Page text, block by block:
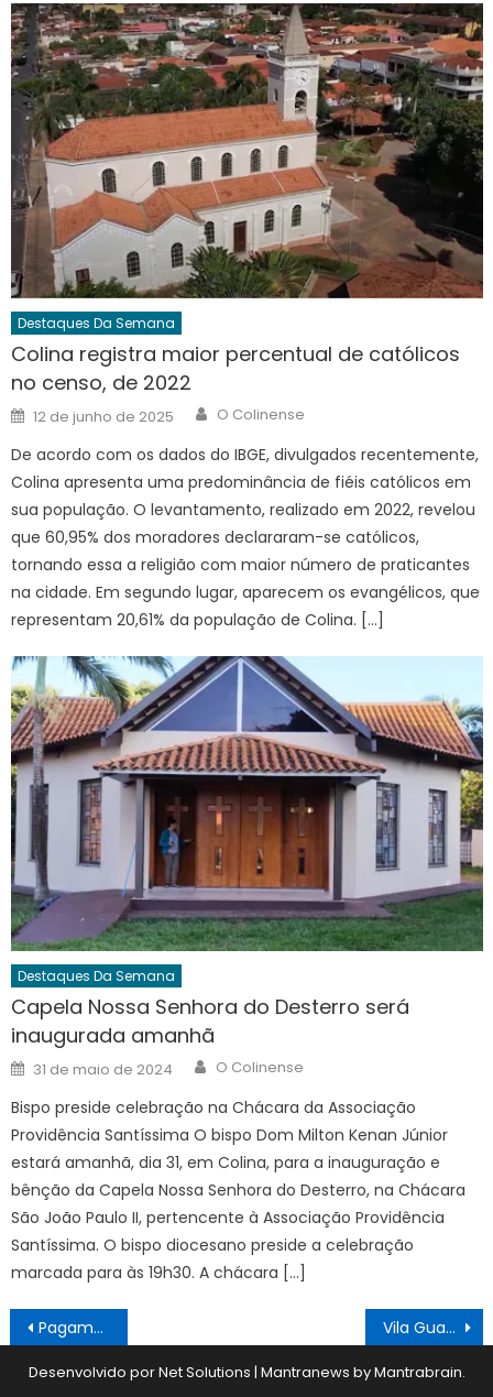
Destaques Da Semana
Colina registra maior percentual de católicos
no censo, de 2022
Posted
on
12 de junho de 2025 Author
O Colinense
De acordo com os dados do IBGE, divulgados recentemente,
Colina apresenta uma predominância de fiéis católicos em
sua população. O levantamento, realizado em 2022, revelou
que 60,95% dos moradores declararam-se católicos,
tornando essa a religião com maior número de praticantes
na cidade. Em segundo lugar, aparecem os evangélicos, que
representam 20,61% da população de Colina. […]
Destaques Da Semana
Capela Nossa Senhora do Desterro será
inaugurada amanhã
Posted
on
31 de maio de 2024 Author
O Colinense
Bispo preside celebração na Chácara da Associação
Providência Santíssima O bispo Dom Milton Kenan Júnior
estará amanhã, dia 31, em Colina, para a inauguração e
bênção da Capela Nossa Senhora do Desterro, na Chácara
São João Paulo II, pertencente à Associação Providência
Santíssima. O bispo diocesano preside a celebração
marcada para às 19h30. A chácara […]
Navegação
de
Pagamento do piso de professores necessita de pedido de suplementação ao MEC, afirma João Amadeu Vila Guarnieri e Estrelas disputam vaga para semifinal
Desenvolvido por Net Solutions | Mantranews byMantrabrain.